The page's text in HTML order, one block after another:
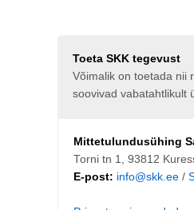
Toeta SKK tegevust
Võimalik on toetada nii
soovivad vabatahtlikult
Mittetulundusühing
Torni tn 1, 93812
E-post: info@skk.ee/